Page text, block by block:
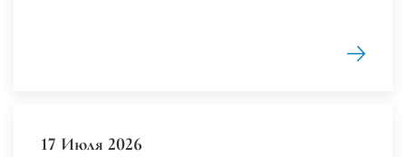
17 Июля 2026